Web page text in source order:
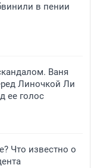
в пении
Ваня
Линочкой Ли
ее голос
Что известно о